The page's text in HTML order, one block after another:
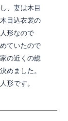
、妻は木目
目込衣裳の
形なので
ていたので
の近くの総
めました。
形です。